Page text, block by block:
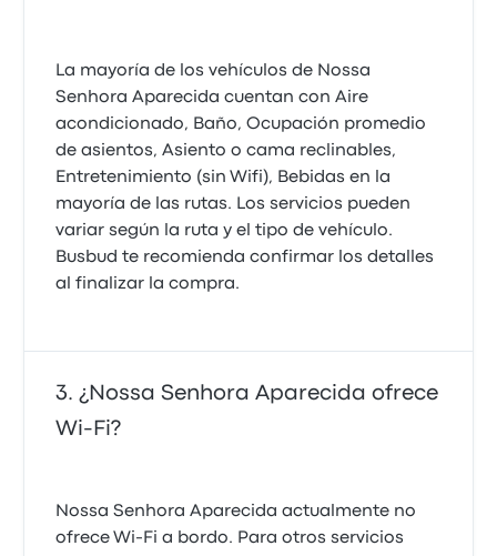
La mayoría de los vehículos de Nossa
Senhora Aparecida cuentan con Aire
acondicionado, Baño, Ocupación promedio
de asientos, Asiento o cama reclinables,
Entretenimiento (sin Wifi), Bebidas en la
mayoría de las rutas. Los servicios pueden
variar según la ruta y el tipo de vehículo.
Busbud te recomienda confirmar los detalles
al finalizar la compra.
¿Nossa Senhora Aparecida ofrece
Wi‑Fi?
Nossa Senhora Aparecida actualmente no
ofrece Wi‑Fi a bordo. Para otros servicios